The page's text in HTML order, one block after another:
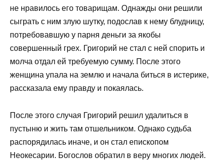
не нравилось его товарищам. Однажды они решили
сыграть с ним злую шутку, подослав к нему блудницу,
потребовавшую у парня деньги за якобы
совершенный грех. Григорий не стал с ней спорить и
молча отдал ей требуемую сумму. После этого
женщина упала на землю и начала биться в истерике,
рассказала ему правду и покаялась.
После этого случая Григорий решил удалиться в
пустыню и жить там отшельником. Однако судьба
распорядилась иначе, и он стал епископом
Неокесарии. Богослов обратил в веру многих людей.